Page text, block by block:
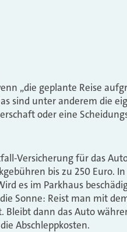
„die geplante Reise
sind unter anderem die
oder eine
Versicherung für das
bis zu 250 Euro.
es im Parkhaus
Sonne: Reist man mit
dann das Auto
Abschleppkosten.